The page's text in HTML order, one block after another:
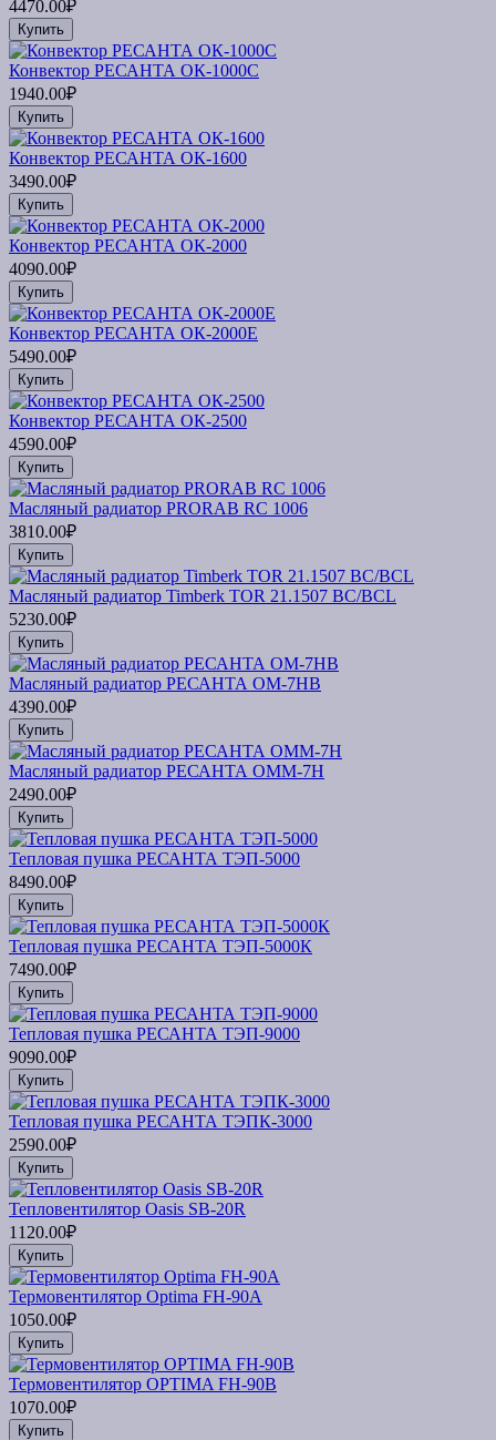
4470.00₽
Купить
Конвектор РЕСАНТА ОК-1000С
1940.00₽
Купить
Конвектор РЕСАНТА ОК-1600
3490.00₽
Купить
Конвектор РЕСАНТА ОК-2000
4090.00₽
Купить
Конвектор РЕСАНТА ОК-2000Е
5490.00₽
Купить
Конвектор РЕСАНТА ОК-2500
4590.00₽
Купить
Масляный радиатор PRORAB RC 1006
3810.00₽
Купить
Масляный радиатор Timberk TOR 21.1507 BC/BCL
5230.00₽
Купить
Масляный радиатор РЕСАНТА ОМ-7НВ
4390.00₽
Купить
Масляный радиатор РЕСАНТА ОММ-7Н
2490.00₽
Купить
Тепловая пушка РЕСАНТА ТЭП-5000
8490.00₽
Купить
Тепловая пушка РЕСАНТА ТЭП-5000К
7490.00₽
Купить
Тепловая пушка РЕСАНТА ТЭП-9000
9090.00₽
Купить
Тепловая пушка РЕСАНТА ТЭПК-3000
2590.00₽
Купить
Тепловентилятор Oasis SB-20R
1120.00₽
Купить
Термовентилятор Optima FH-90A
1050.00₽
Купить
Термовентилятор OPTIMA FH-90В
1070.00₽
Купить